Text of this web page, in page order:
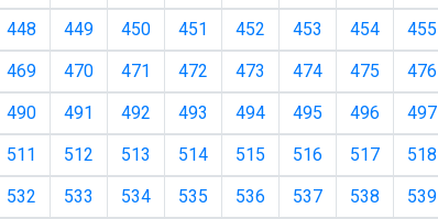
448 449 450 451 452 453 454 455
469 470 471 472 473 474 475 476
490 491 492 493 494 495 496 497
511 512 513 514 515 516 517 518
532 533 534 535 536 537 538 539